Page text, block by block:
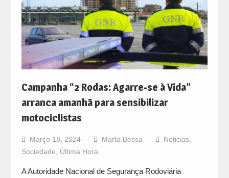
Campanha “2 Rodas: Agarre-se à Vida”
arranca amanhã para sensibilizar
motociclistas
Março 18, 2024 Marta Bessa Noticias,
Sociedade
Última Hora
A Autoridade Nacional de Segurança Rodoviária